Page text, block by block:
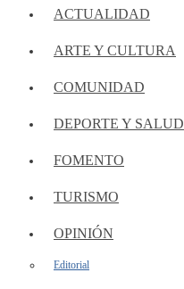
ACTUALIDAD
ARTE Y CULTURA
COMUNIDAD
DEPORTE Y SALUD
FOMENTO
TURISMO
OPINIÓN
Editorial